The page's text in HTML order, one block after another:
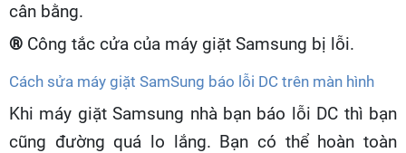
cân bằng.
® Công tắc cửa của máy giặt Samsung bị lỗi.
Cách sửa máy giặt SamSung báo lỗi DC trên màn hình
Khi máy giặt Samsung nhà bạn báo lỗi DC thì bạn
cũng đường quá lo lắng. Bạn có thể hoàn toàn